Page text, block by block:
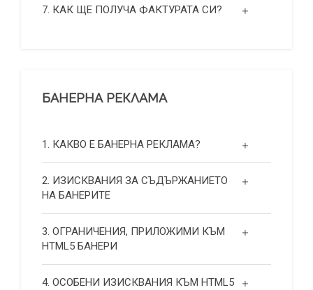
7. КАК ЩЕ ПОЛУЧА ФАКТУРАТА СИ?
БАНЕРНА РЕКЛАМА
1. КАКВО Е БАНЕРНА РЕКЛАМА?
2. ИЗИСКВАНИЯ ЗА СЪДЪРЖАНИЕТО
НА БАНЕРИТЕ
3. ОГРАНИЧЕНИЯ, ПРИЛОЖИМИ КЪМ
HTML5 БАНЕРИ
4. ОСОБЕНИ ИЗИСКВАНИЯ КЪМ HTML5